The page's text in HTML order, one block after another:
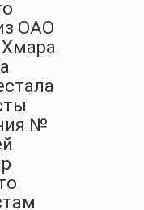
ОАО
№